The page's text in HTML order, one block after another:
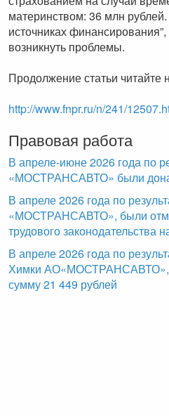
материнством: 36 млн
источниках
возникнуть проблемы.
Продолжение статьи читайте
http://www.fnpr.ru/n/241/
Правовая работа
В апреле-июне 2026 года по
«МОСТРАНСАВТО» были
В апреле 2026 года по
«МОСТРАНСАВТО», были
трудового
В апреле 2026 года по
Химки АО«МОСТРАНСАВТО»,
сумму 21 449 рублей